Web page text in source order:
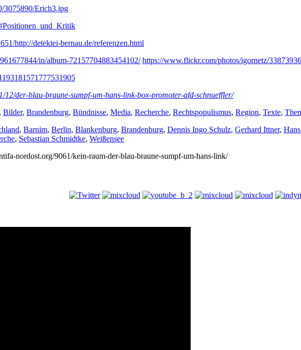
3075890/Erich3.jpg
http://detektei-bernau.de/referenzen.html
in/album-72157704883454102/ https://www.flickr.com/photos/igornetz/
12/der-blau-braune-sumpf-um-hans-link-box-promoter-afd-schnueffler/
, Bilder, Brandenburg, Bündnisse, Media, Recherche, Rechtspopulismus, Region, Texte,
, Barnim, Berlin, Blankenburg, Brandenburg, Dennis Ingo Schulz, Gerhard Ittner,
, Sebastian Schmidtke, Weißensee
nordost.org/9061/kein-raum-der-blau-braune-sumpf-um-hans-link/